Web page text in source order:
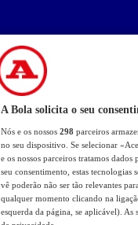
A Bola solicita o seu
Nós e os nossos 298 parceiros
no seu dispositivo. Se selecionar
e os nossos parceiros tratamos
seu consentimento, estas tecnologias
vê poderão não ser tão relevantes
qualquer momento clicando na
esquerda da página, se aplicável). As